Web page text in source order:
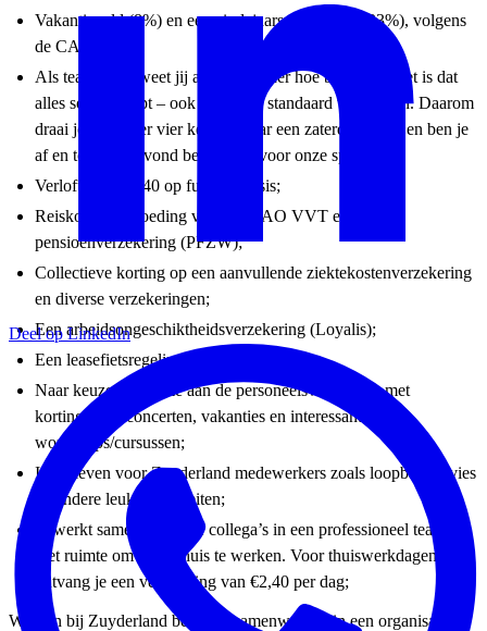
Vakantiegeld (8%) en een eindejaarsuitkering (8,33%), volgens
de CAO VVT;
Als teamleider weet jij als geen ander hoe belangrijk het is dat
alles soepel loopt – ook buiten de standaard werktijden. Daarom
draai je ongeveer vier keer per jaar een zaterdagdienst en ben je
af en toe in de avond bereikbaar voor onze spoedlijn.
Verlofuren 237,40 op fulltime basis;
Reiskostenvergoeding volgens CAO VVT en een
pensioenverzekering (PFZW);
Collectieve korting op een aanvullende ziektekostenverzekering
en diverse verzekeringen;
Een arbeidsongeschiktheidsverzekering (Loyalis);
Een leasefietsregeling;
Naar keuze deelname aan de personeelsvereniging met
kortingen op concerten, vakanties en interessante
workshops/cursussen;
Initiatieven voor Zuyderland medewerkers zoals loopbaanadvies
en andere leuke activiteiten;
Je werkt samen met fijne collega’s in een professioneel team,
met ruimte om deels thuis te werken. Voor thuiswerkdagen
ontvang je een vergoeding van €2,40 per dag;
Werken bij Zuyderland betekent samenwerken in een organisatie
Deel op LinkedIn